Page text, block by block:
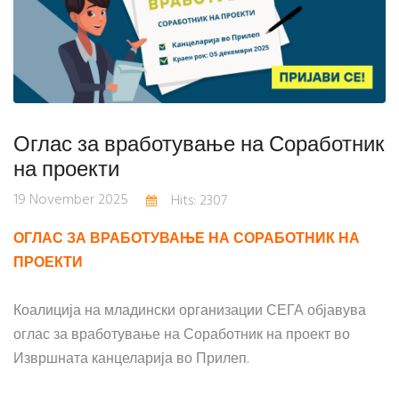
Оглас за вработување на Соработник
на проекти
19 November 2025
Hits: 2307
ОГЛАС ЗА ВРАБОТУВАЊЕ НА СОРАБОТНИК НА
ПРОЕКТИ
Коалиција на младински организации СЕГА објавува
оглас за вработување на Соработник на проект во
Извршната канцеларија во Прилеп.